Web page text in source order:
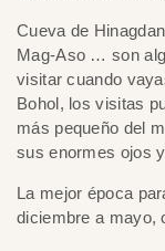
Cueva de
Mag-Aso … son
visitar cuando
Bohol, los visitas
más pequeño del
sus enormes ojos
La mejor época
diciembre a mayo,